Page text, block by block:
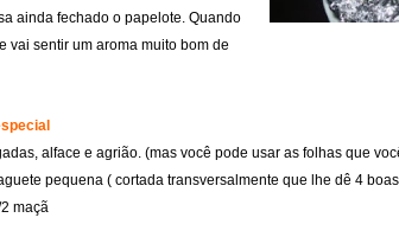
ainda fechado o papelote. Quando
vai sentir um aroma muito bom de
alface e agrião. (mas você pode usar as folhas que
pequena ( cortada transversalmente que lhe dê 4
maçã